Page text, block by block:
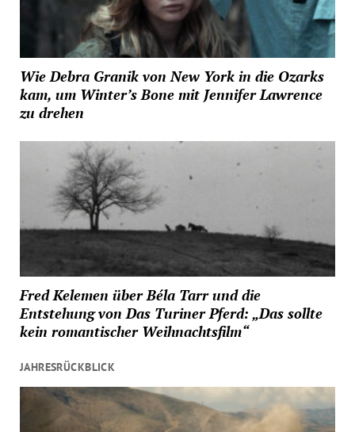
Wie Debra Granik von New York in die Ozarks
kam, um Winter’s Bone mit Jennifer Lawrence
zu drehen
Fred Kelemen über Béla Tarr und die
Entstehung von Das Turiner Pferd: „Das sollte
kein romantischer Weihnachtsfilm“
JAHRESRÜCKBLICK